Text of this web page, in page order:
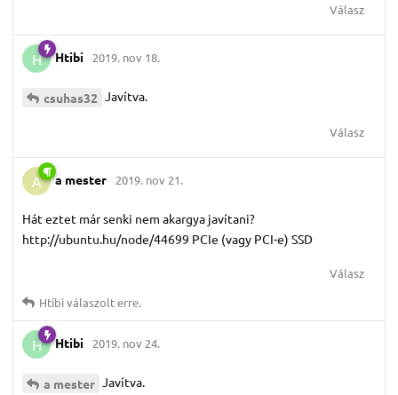
Válasz
H Htibi 2019. nov 18.
csuhas32 Javítva.
Válasz
A a mester 2019. nov 21.
Hát eztet már senki nem akargya javítani?
http://ubuntu.hu/node/44699 PCIe (vagy PCI-e) SSD
Válasz
Htibiválaszolt erre.
H Htibi 2019. nov 24.
a mester Javítva.